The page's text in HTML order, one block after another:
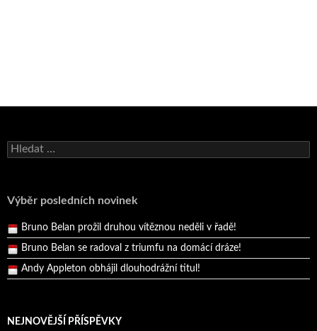
Vyhledávání
Výběr posledních novinek
Andy Appleton obhájil dlouhodrážní titul!
Pražský přebor neskrblil překvapeními!
Bruno Belan se radoval z triumfu na domácí dráze!
Andy Appleton obhájil dlouhodrážní titul!
Reprezentační dvojice brala český titul!
NEJNOVĚJŠÍ PŘÍSPĚVKY